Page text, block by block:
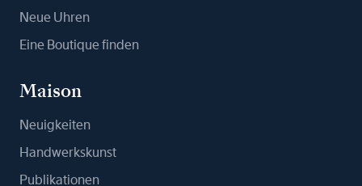
Neue Uhren
Eine Boutique finden
Maison
Neuigkeiten
Handwerkskunst
Publikationen